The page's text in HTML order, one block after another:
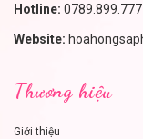
Hotline: 0789.899.777
Website:
Thương hiệu
Giới thiệu